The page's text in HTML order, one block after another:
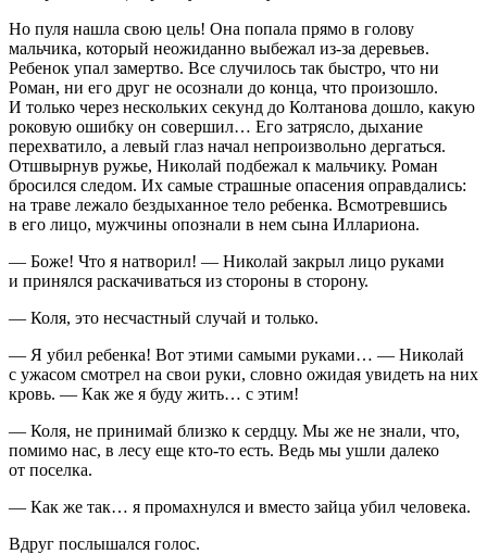
Но пуля нашла свою цель! Она попала прямо в голову
мальчика, который неожиданно выбежал из-за деревьев.
Ребенок упал замертво. Все случилось так быстро, что ни
Роман, ни его друг не осознали до конца, что произошло.
И только через нескольких секунд до Колтанова дошло, какую
роковую ошибку он совершил… Его затрясло, дыхание
перехватило, а левый глаз начал непроизвольно дергаться.
Отшвырнув ружье, Николай подбежал к мальчику. Роман
бросился следом. Их самые страшные опасения оправдались:
на траве лежало бездыханное тело ребенка. Всмотревшись
в его лицо, мужчины опознали в нем сына Иллариона.
— Боже! Что я натворил! — Николай закрыл лицо руками
и принялся раскачиваться из стороны в сторону.
— Коля, это несчастный случай и только.
— Я убил ребенка! Вот этими самыми руками… — Николай
с ужасом смотрел на свои руки, словно ожидая увидеть на них
кровь. — Как же я буду жить… с этим!
— Коля, не принимай близко к сердцу. Мы же не знали, что,
помимо нас, в лесу еще кто-то есть. Ведь мы ушли далеко
от поселка.
— Как же так… я промахнулся и вместо зайца убил человека.
Вдруг послышался голос.